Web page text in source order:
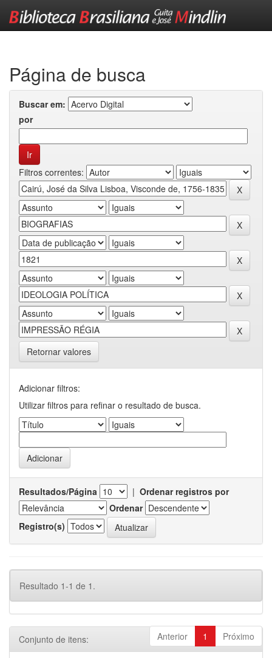
Página de busca
Buscar em:
por
Filtros correntes:
Retornar valores
Adicionar filtros:
Utilizar filtros para refinar o resultado de busca.
Resultados/Página | Ordenar registros por
Ordenar
Registro(s)
Resultado 1-1 de 1.
Anterior 1 Próximo
Conjunto de itens: